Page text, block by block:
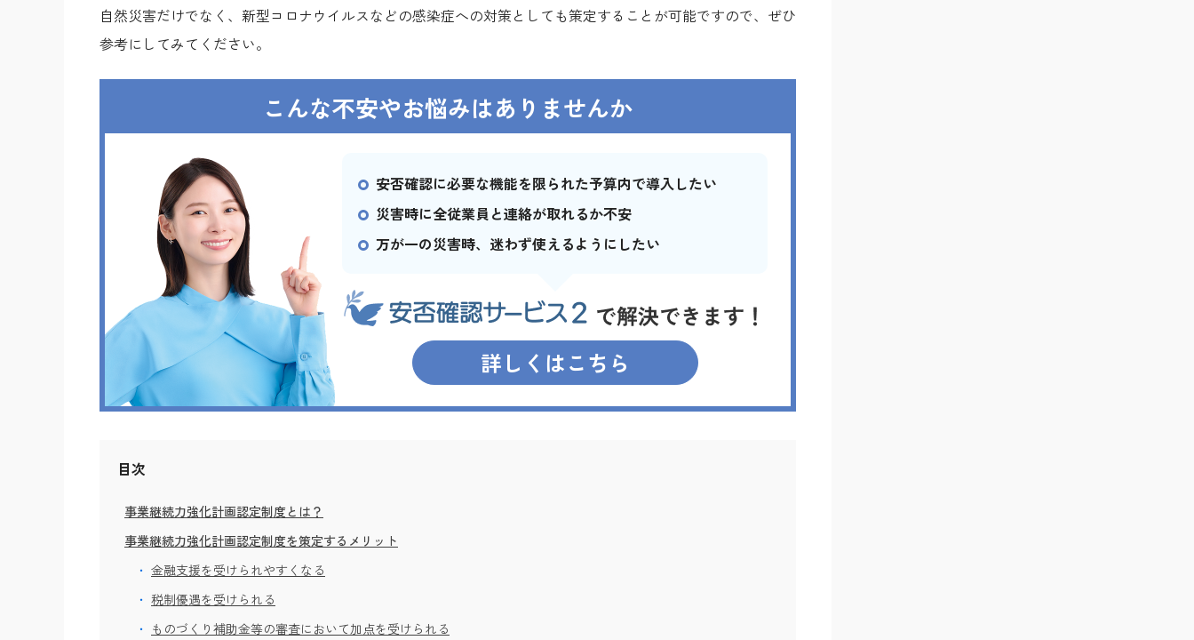
自然災害だけでなく、新型コロナウイルスなどの感染症への対策としても策定することが可能ですので、ぜひ
参考にしてみてください。
こんな不安やお悩みはありませんか
安否確認に必要な機能を限られた予算内で導入したい
災害時に全従業員と連絡が取れるか不安
万が一の災害時、迷わず使えるようにしたい
詳しくはこちら
目次
事業継続力強化計画認定制度とは？
事業継続力強化計画認定制度を策定するメリット
金融支援を受けられやすくなる
税制優遇を受けられる
ものづくり補助金等の審査において加点を受けられる